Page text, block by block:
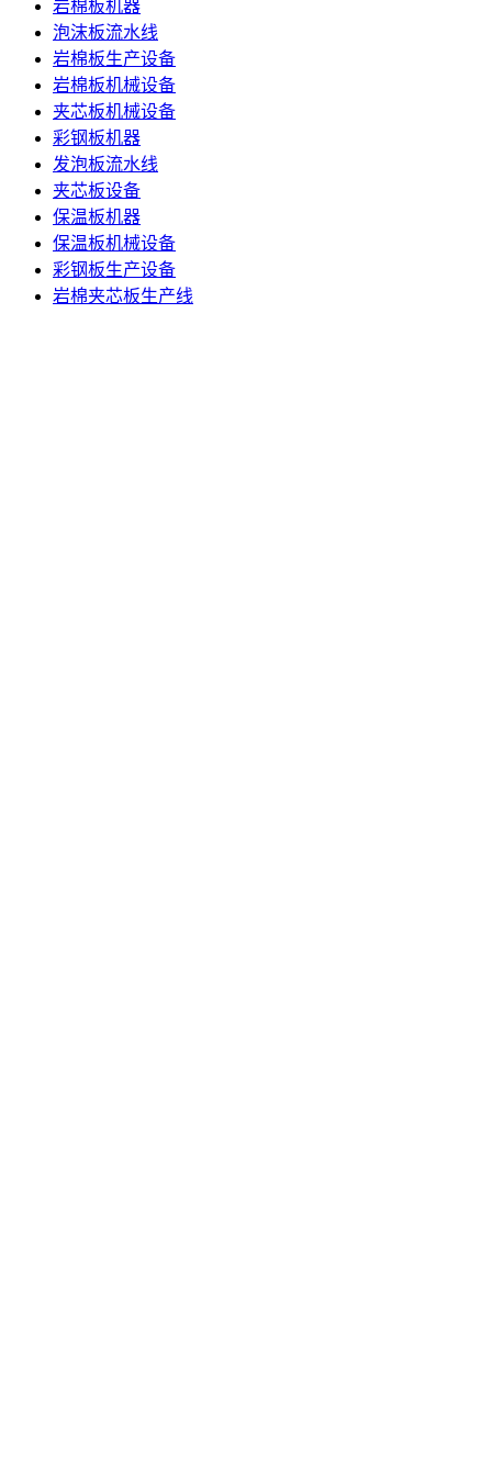
岩棉板机器
泡沫板流水线
岩棉板生产设备
岩棉板机械设备
夹芯板机械设备
彩钢板机器
发泡板流水线
夹芯板设备
保温板机器
保温板机械设备
彩钢板生产设备
岩棉夹芯板生产线